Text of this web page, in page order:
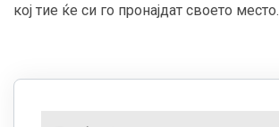
кој тие ќе си го пронајдат своето место.